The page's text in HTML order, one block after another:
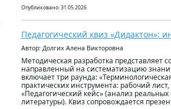
Опубликовано: 31.05.2026
Педагогический квиз «Дидактон»:
Автор: Долгих Алена Викторовна
Методическая разработка представляет
направленный на систематизацию
включает три раунда:
практических инструмента: рабочий
«Педагогический кейс» (анализ
литературы). Квиз сопровождается